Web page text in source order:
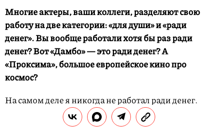
Многие актеры, ваши коллеги, разделяют свою
работу на две категории: «для души» и «ради
денег». Вы вообще работали хотя бы раз ради
денег? Вот «Дамбо» — это ради денег? А
«Проксима», большое европейское кино про
космос?
На самом деле я никогда не работал ради денег.
Понимаю, что это очень привилегированно
прозвучит, но мне просто повезло, что с каждым